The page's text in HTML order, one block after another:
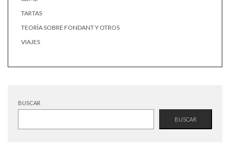
TARTAS
TEORÍA SOBRE FONDANT Y OTROS
VIAJES
BUSCAR
BUSCAR